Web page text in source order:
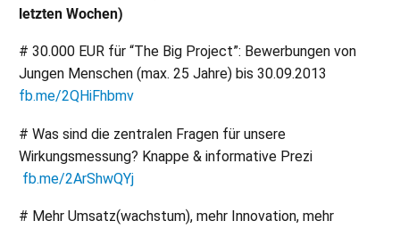
letzten Wochen)
# 30.000 EUR für “The Big Project”: Bewerbungen von
Jungen Menschen (max. 25 Jahre) bis 30.09.2013
fb.me/2QHiFhbmv
# Was sind die zentralen Fragen für unsere
Wirkungsmessung? Knappe & informative Prezi
fb.me/2ArShwQYj
# Mehr Umsatz(wachstum), mehr Innovation, mehr